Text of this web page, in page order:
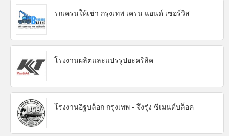
รถเครนให้เช่า กรุงเทพ เครน แอนด์ เซอร์วิส
โรงงานผลิตและแปรรูปอะคริลิค
โรงงานอิฐบล็อก กรุงเทพ - จึงรุ่ง ซีเมนต์บล็อค